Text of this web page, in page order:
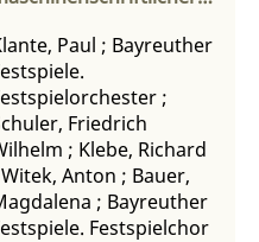
und Paul Klante
von Anton Witek
Paul Klebe an
von Chor und
Paul ; Bayreuther
;
Friedrich
; Klebe, Richard
Witek, Anton ; Bauer,
; Bayreuther
Festspielchor